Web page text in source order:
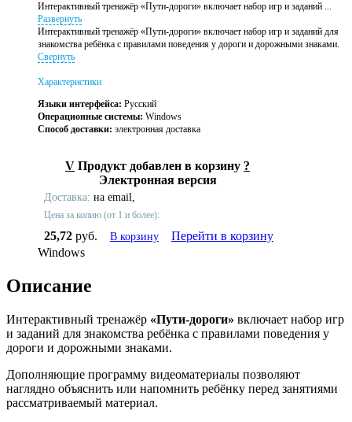
Интерактивный тренажёр «Пути-дороги» вклю­ча­ет набор игр и за­да­ний ...
Развернуть
Интерактивный тренажёр «Пути-дороги» вклю­ча­ет набор игр и за­да­ний для
знакомства ребёнка с правилами поведения у дороги и дорожными знаками.
Свернуть
Характеристики
Языки интерфейса: Русский
Операционные системы: Windows
Способ доставки: электронная доставка
V Продукт добавлен в корзину ?
Электронная версия
Доставка: на email,
Цена за копию (от 1 и более):
25,72 руб. В корзину
Перейти в корзину
Windows
Описание
Интерактивный тренажёр «Пути-дороги» вклю­ча­ет набор игр
и за­да­ний для знакомства ребёнка с правилами поведения у
дороги и дорожными знаками.
Дополняющие программу видеоматериалы позволяют
наглядно объяснить или напомнить ребёнку перед занятиями
рассматриваемый материал.